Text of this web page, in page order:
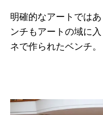
明確的なアートでは
ンチもアートの域に
ネで作られたベンチ。